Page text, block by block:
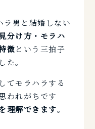
ラ男と結婚しない
分け方・モラハ
徴という三拍子
た。
てモラハラする
われがちです
理解できます。